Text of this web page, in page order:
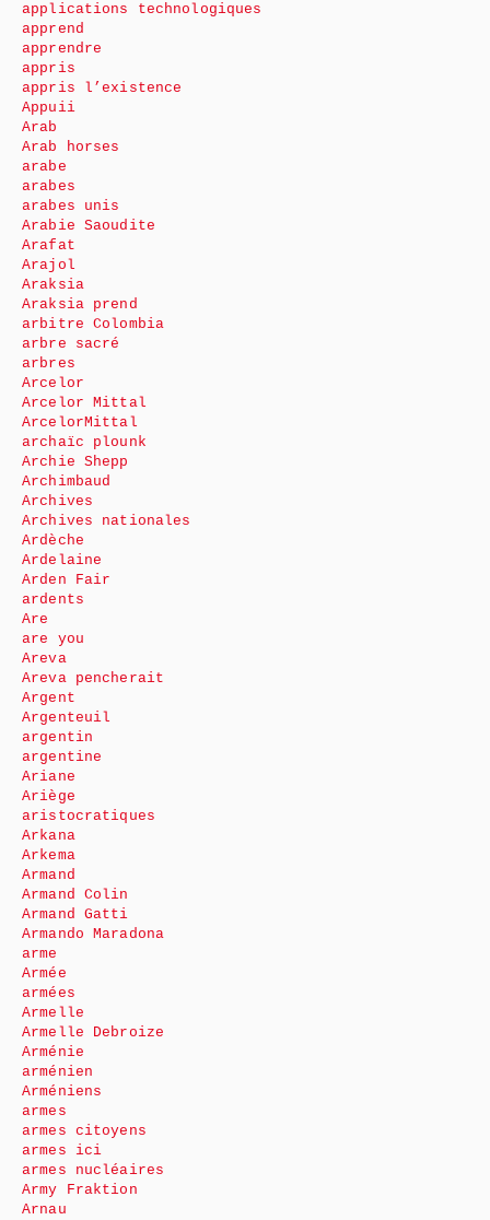
applications technologiques
apprend
apprendre
appris
appris l’existence
Appuii
Arab
Arab horses
arabe
arabes
arabes unis
Arabie Saoudite
Arafat
Arajol
Araksia
Araksia prend
arbitre Colombia
arbre sacré
arbres
Arcelor
Arcelor Mittal
ArcelorMittal
archaïc plounk
Archie Shepp
Archimbaud
Archives
Archives nationales
Ardèche
Ardelaine
Arden Fair
ardents
Are
are you
Areva
Areva pencherait
Argent
Argenteuil
argentin
argentine
Ariane
Ariège
aristocratiques
Arkana
Arkema
Armand
Armand Colin
Armand Gatti
Armando Maradona
arme
Armée
armées
Armelle
Armelle Debroize
Arménie
arménien
Arméniens
armes
armes citoyens
armes ici
armes nucléaires
Army Fraktion
Arnau